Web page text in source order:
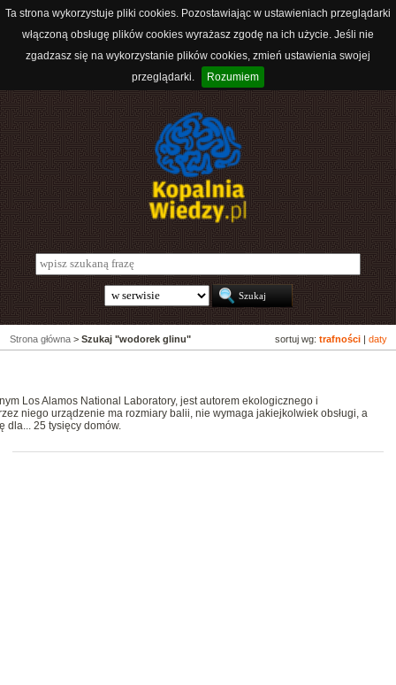
Ta strona wykorzystuje pliki cookies. Pozostawiając w ustawieniach przeglądarki
włączoną obsługę plików cookies wyrażasz zgodę na ich użycie. Jeśli nie
zgadzasz się na wykorzystanie plików cookies, zmień ustawienia swojej
przeglądarki.
Rozumiem
sortuj wg: trafności daty
Strona główna > Szukaj "wodorek glinu"
Los Alamos National Laboratory, jest autorem ekologicznego i
niego urządzenie ma rozmiary balii, nie wymaga jakiejkolwiek obsługi, a
dla... 25 tysięcy domów.